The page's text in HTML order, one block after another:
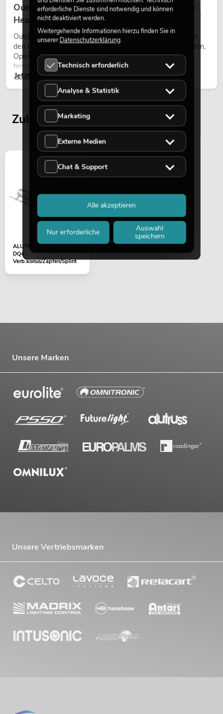
Outdoor Moving-Heads: Wetterfeste Moving-
Heads bei Events
Outdoor Moving-Heads sind bewegliche Scheinwerfer für
den Einsatz im Freien. Sie werden bei Festivals, Stadtfesten,
Open-Air-Konzerten, Architekturinszenierungen und
temporären Außeninstallationen eingesetzt.
Jetzt lesen
Zuletzt angesehene Artikel
ALUTRUSS DECOLOCK
DQ4
Verb.konus/Zapfen/Splint
Unsere Marken
Unsere Vertriebsmarken
erforderliche Dienste sind notwendig und können
nicht deaktiviert werden.
Weitergehende Informationen hierzu finden Sie in
unsererDatenschutzerklärung.
Technisch erforderlich
Analyse & Statistik
Marketing
Externe Medien
Chat & Support
Nur erforderliche
Auswahl
speichern
Alle akzeptieren